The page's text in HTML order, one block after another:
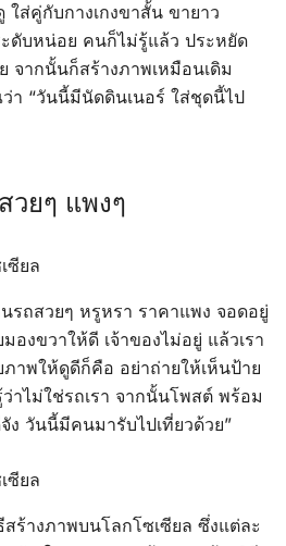
ส่คู่กับกางเกงขาสั้น ขายาว
ะดับหน่อย คนก็ไม่รู้แล้ว ประหยัด
จากนั้นก็สร้างภาพเหมือนเดิม
า “วันนี้มีนัดดินเนอร์ ใส่ชุดนี้ไป
วยๆ แพงๆ
รถสวยๆ หรูหรา ราคาแพง จอดอยู่
องขวาให้ดี เจ้าของไม่อยู่ แล้วเรา
าพให้ดูดีก็คือ อย่าถ่ายให้เห็นป้าย
ว่าไม่ใช่รถเรา จากนั้นโพสต์ พร้อม
ง วันนี้มีคนมารับไปเที่ยวด้วย”
ร้างภาพบนโลกโซเซียล ซึ่งแต่ละ